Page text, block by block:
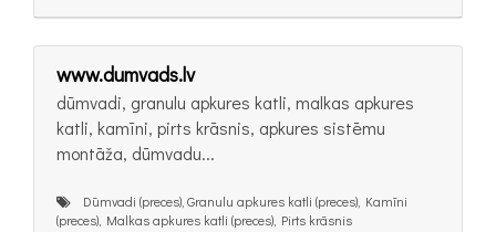
www.dumvads.lv
dūmvadi, granulu apkures katli, malkas apkures
katli, kamīni, pirts krāsnis, apkures sistēmu
montāža, dūmvadu...
Dūmvadi (preces), Granulu apkures katli (preces), Kamīni
(preces), Malkas apkures katli (preces), Pirts krāsnis